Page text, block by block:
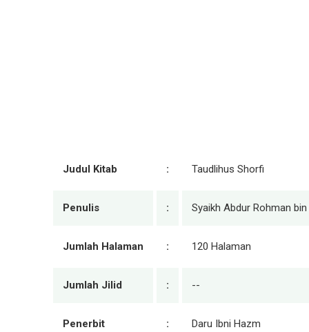
Judul Kitab : Taudlihus Shorfi
Penulis : Syaikh Abdur Rohman
Jumlah Halaman : 120 Halaman
Jumlah Jilid : --
Penerbit : Daru Ibni Hazm